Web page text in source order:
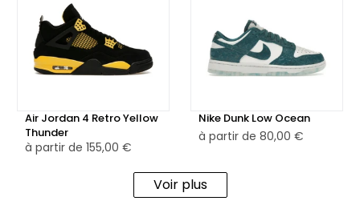
Air Jordan 4 Retro Yellow
Thunder
à partir de 155,00 €
Nike Dunk Low Ocean
à partir de 80,00 €
Voir plus